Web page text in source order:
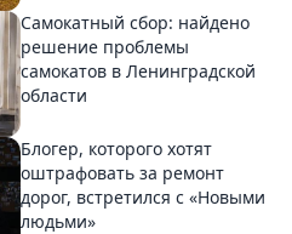
Самокатный сбор: найдено
решение проблемы
самокатов в Ленинградской
области
Блогер, которого хотят
оштрафовать за ремонт
дорог, встретился с «Новыми
людьми»